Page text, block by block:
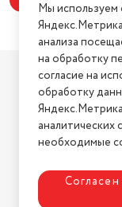
Мы используем
анализа
на обработку
согласие на
обработку
аналитических
необходимые